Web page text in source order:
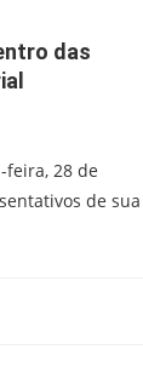
das
feira, 28 de
de sua